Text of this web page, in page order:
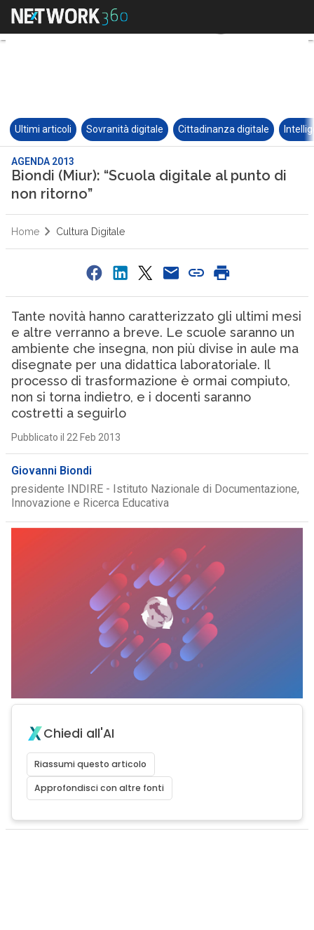
Ultimi articoli Sovranità digitale Cittadinanza digitale
AGENDA 2013
Biondi (Miur): “Scuola digitale al punto di
non ritorno”
Home Cultura Digitale
Tante novità hanno caratterizzato gli ultimi mesi
e altre verranno a breve. Le scuole saranno un
ambiente che insegna, non più divise in aule ma
disegnate per una didattica laboratoriale. Il
processo di trasformazione è ormai compiuto,
non si torna indietro, e i docenti saranno
costretti a seguirlo
Pubblicato il 22 Feb 2013
Giovanni Biondi
presidente INDIRE - Istituto Nazionale di Documentazione,
Innovazione e Ricerca Educativa
Chiedi all'AI
Riassumi questo articolo
Approfondisci con altre fonti